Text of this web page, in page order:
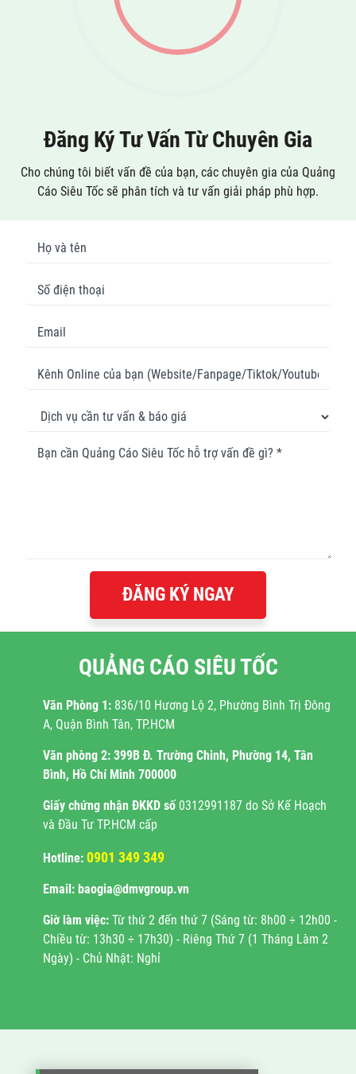
Đăng Ký Tư Vấn Từ Chuyên Gia
Cho chúng tôi biết vấn đề của bạn, các chuyên gia của Quảng
Cáo Siêu Tốc sẽ phân tích và tư vấn giải pháp phù hợp.
QUẢNG CÁO SIÊU TỐC
Văn Phòng 1: 836/10 Hương Lộ 2, Phường Bình Trị Đông
A, Quận Bình Tân, TP.HCM
Văn phòng 2: 399B Đ. Trường Chinh, Phường 14, Tân
Bình, Hồ Chí Minh 700000
Giấy chứng nhận ĐKKD số 0312991187 do Sở Kế Hoạch
và Đầu Tư TP.HCM cấp
Hotline: 0901 349 349
Email: baogia@dmvgroup.vn
Giờ làm việc: Từ thứ 2 đến thứ 7 (Sáng từ: 8h00 ÷ 12h00 -
Chiều từ: 13h30 ÷ 17h30) - Riêng Thứ 7 (1 Tháng Làm 2
Ngày) - Chủ Nhật: Nghỉ
ĐĂNG KÝ NGAY